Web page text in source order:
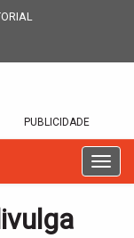
PUBLICIDADE
T
o